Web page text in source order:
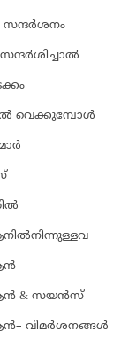
വെക്കുമ്പോള്‍
& സയന്‍സ്‌
വിമര്‍ശനങ്ങള്‍